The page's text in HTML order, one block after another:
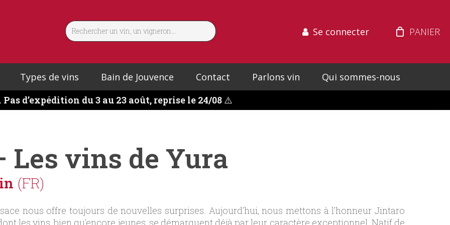
Se connecter
Types de vins Bain de Jouvence Contact Parlons vin
Qui sommes-nous
Pas d’expédition du 3 au 23 août, reprise le 24/08⚠️
vins de Yura
(FR)
nous offre toujours de nouvelles surprises. Aujourd'hui, nous mettons à l'honneur Jintaro
les vins, bien qu'encore jeunes, se démarquent déjà par leur caractère exceptionnel. Natif de